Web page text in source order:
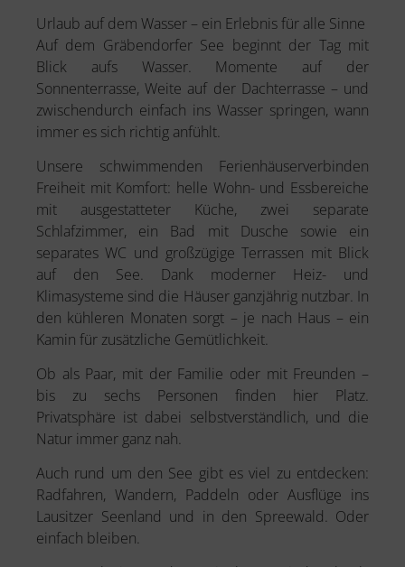
Urlaub auf dem Wasser – ein Erlebnis für alle Sinne
Auf dem Gräbendorfer See beginnt der Tag mit
Blick aufs Wasser. Momente auf der
Sonnenterrasse, Weite auf der Dachterrasse – und
zwischendurch einfach ins Wasser springen, wann
immer es sich richtig anfühlt.
Unsere schwimmenden Ferienhäuserverbinden
Freiheit mit Komfort: helle Wohn- und Essbereiche
mit ausgestatteter Küche, zwei separate
Schlafzimmer, ein Bad mit Dusche sowie ein
separates WC und großzügige Terrassen mit Blick
auf den See. Dank moderner Heiz- und
Klimasysteme sind die Häuser ganzjährig nutzbar. In
den kühleren Monaten sorgt – je nach Haus – ein
Kamin für zusätzliche Gemütlichkeit.
Ob als Paar, mit der Familie oder mit Freunden –
bis zu sechs Personen finden hier Platz.
Privatsphäre ist dabei selbstverständlich, und die
Natur immer ganz nah.
Auch rund um den See gibt es viel zu entdecken:
Radfahren, Wandern, Paddeln oder Ausflüge ins
Lausitzer Seenland und in den Spreewald. Oder
einfach bleiben.